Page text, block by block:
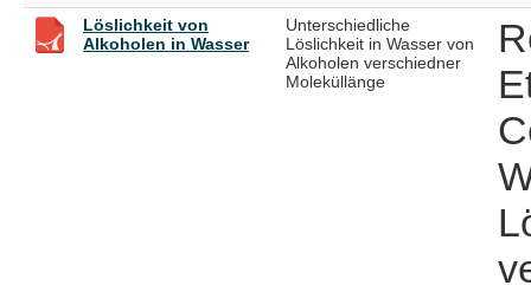
Löslichkeit von
Alkoholen in Wasser
Unterschiedliche
Löslichkeit in Wasser von
Alkoholen verschiedner
Moleküllänge